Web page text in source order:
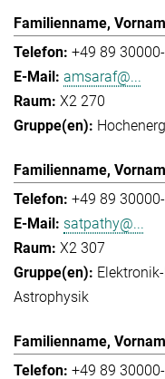
+49 89
amsaraf@...
X2 270
+49 89
satpathy@...
X2 307
Astrophysik
+49 89